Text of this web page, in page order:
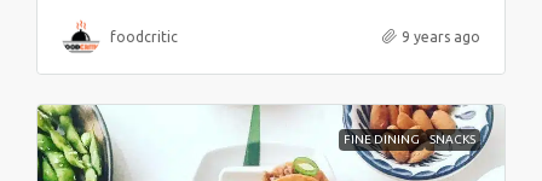
foodcritic 9 years ago
FINE DINING SNACKS